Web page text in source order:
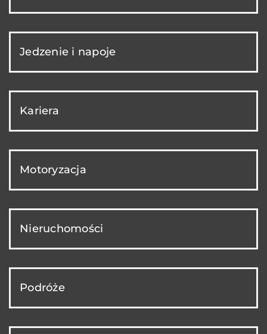
Jedzenie i napoje
Kariera
Motoryzacja
Nieruchomości
Podróże